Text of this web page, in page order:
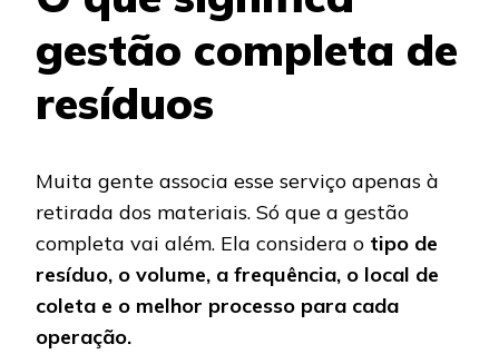
gestão completa de
resíduos
Muita gente associa esse serviço apenas à
retirada dos materiais. Só que a gestão
completa vai além. Ela considera o tipo de
resíduo, o volume, a frequência, o local de
coleta e o melhor processo para cada
operação.